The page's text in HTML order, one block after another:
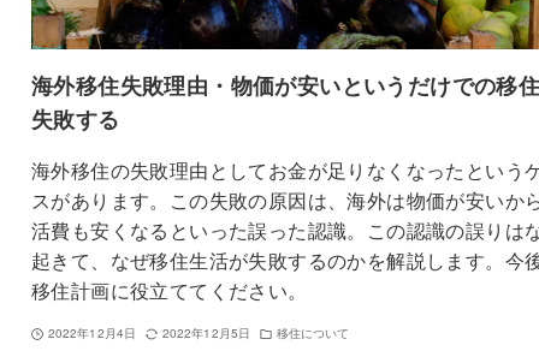
海外移住失敗理由・物価が安いというだけでの移
失敗する
海外移住の失敗理由としてお金が足りなくなったという
スがあります。この失敗の原因は、海外は物価が安いか
活費も安くなるといった誤った認識。この認識の誤りは
起きて、なぜ移住生活が失敗するのかを解説します。今
移住計画に役立ててください。
2022年12月4日 2022年12月5日 移住について